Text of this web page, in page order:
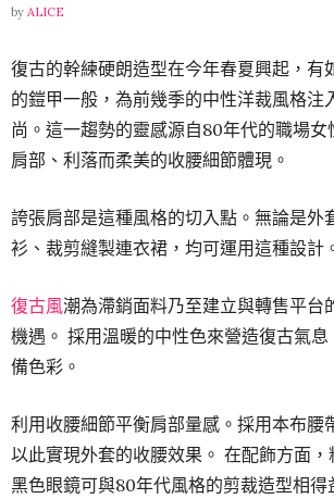
by ALICE
復古的幹練硬朗造型在今年春夏興起，有
的鎧甲一般，為前幾季的中性洋裁風格注
尚。這一趨勢的靈感源自80年代的職場
肩部、利落而柔美的收腰細節體現。
誇張肩部是這種風格的切入點。無論是外
衫、裁剪縫製連衣裙，均可運用這種設計
復古風潮為滯銷面料乃至建立與轉售平台
機遇。 採用溫暖的中性色來營造復古氣
備色彩。
利用收腰細節平衡肩部量感。採用本布腰
以此實現外套的收腰效果。 在配飾方面
黑色眼鏡可與80年代風格的剪裁造型相得